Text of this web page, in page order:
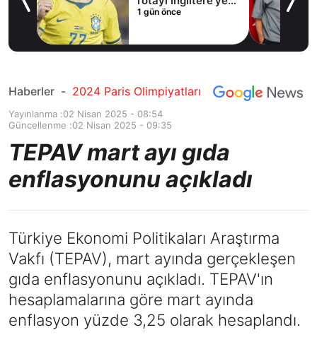
Haberler - 2024 Paris Olimpiyatları
Yayınlanma :02 Nisan 2025 - 08:54
Güncellenme :02 Nisan 2025 - 09:35
TEPAV mart ayı gıda
enflasyonunu açıkladı
Türkiye Ekonomi Politikaları Araştırma
Vakfı (TEPAV), mart ayında gerçekleşen
gıda enflasyonunu açıkladı. TEPAV'ın
hesaplamalarına göre mart ayında
enflasyon yüzde 3,25 olarak hesaplandı.